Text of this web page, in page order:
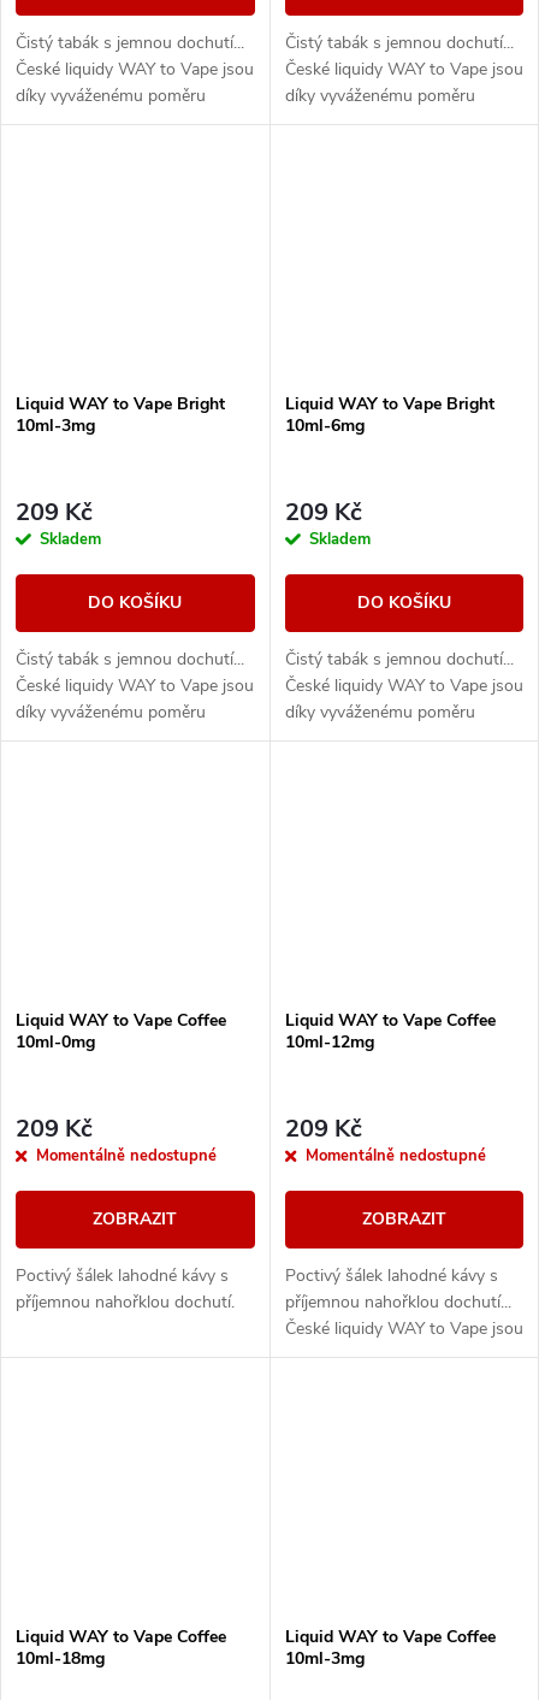
Čistý tabák s jemnou dochutí...
České liquidy WAY to Vape jsou
díky vyváženému poměru
složek 50PG/50VG vhodné do
Čistý tabák s jemnou dochutí...
České liquidy WAY to Vape jsou
díky vyváženému poměru
složek 50PG/50VG vhodné do
Liquid WAY to Vape Bright
10ml-3mg
209 Kč
Skladem
DO KOŠÍKU
Čistý tabák s jemnou dochutí...
České liquidy WAY to Vape jsou
díky vyváženému poměru
složek 50PG/50VG vhodné do
Liquid WAY to Vape Bright
10ml-6mg
209 Kč
Skladem
DO KOŠÍKU
Čistý tabák s jemnou dochutí...
České liquidy WAY to Vape jsou
díky vyváženému poměru
složek 50PG/50VG vhodné do
Liquid WAY to Vape Coffee
10ml-0mg
209 Kč
Momentálně nedostupné
ZOBRAZIT
Poctivý šálek lahodné kávy s
příjemnou nahořklou dochutí.
Liquid WAY to Vape Coffee
10ml-12mg
209 Kč
Momentálně nedostupné
ZOBRAZIT
Poctivý šálek lahodné kávy s
příjemnou nahořklou dochutí...
České liquidy WAY to Vape jsou
díky vyváženému poměru
Liquid WAY to Vape Coffee
10ml-18mg
Liquid WAY to Vape Coffee
10ml-3mg